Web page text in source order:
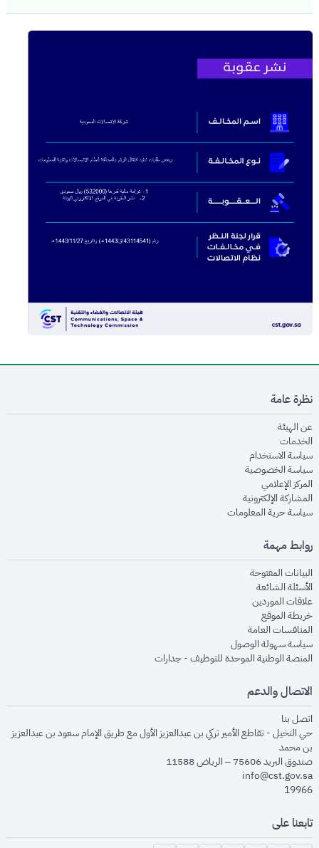
نظرة عامة
عن الهيئةopens in new window
الخدماتopens in new window
سياسة الاستخدام
سياسة الخصوصيةopens in new window
المركز الإعلاميopens in new window
المشاركة الإلكترونيةopens in new window
سياسة حرية المعلوماتopens in new window
روابط مهمة
البيانات المفتوحةopens in new window
الأسئلة الشائعةopens in new window
علاقات الموردينopens in new window
خريطة الموقعopens in new window
المنافسات العامةopens in new window
سياسة سهولة الوصولopens in new window
المنصة الوطنية الموحدة للتوظيف - جداراتopens in new window
الاتصال والدعم
اتصل بنا
حي النخيل - تقاطع الأمير تركي بن عبدالعزيز الأول مع طريق الإمام سعود بن عبدالعزيز
بن محمد
صندوق البريد 75606 – الرياض 11588
info@cst.gov.sa
19966
تابعنا على